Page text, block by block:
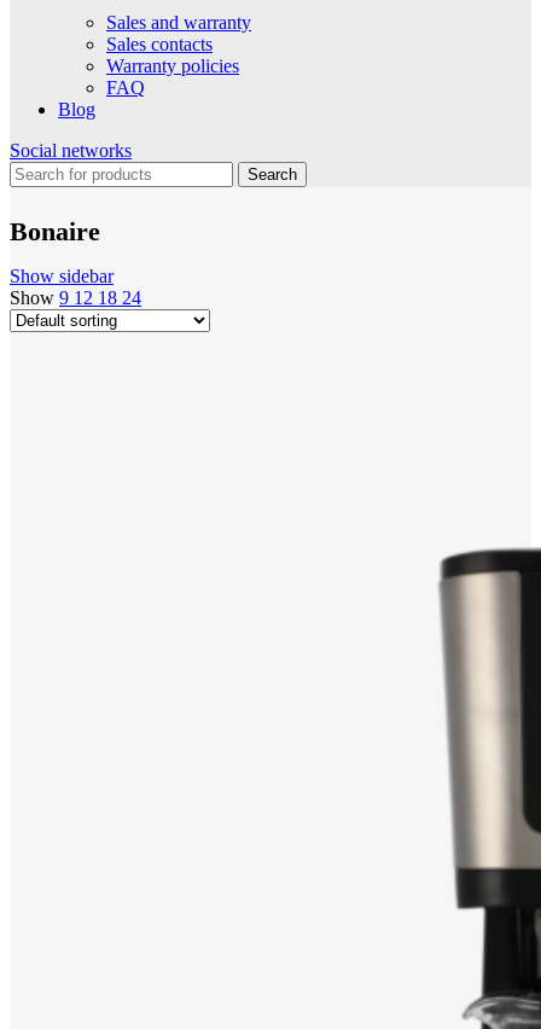
Sales and warranty
Sales contacts
Warranty policies
FAQ
Blog
Social networks
Search
Bonaire
Show sidebar
Show 9 12 18 24